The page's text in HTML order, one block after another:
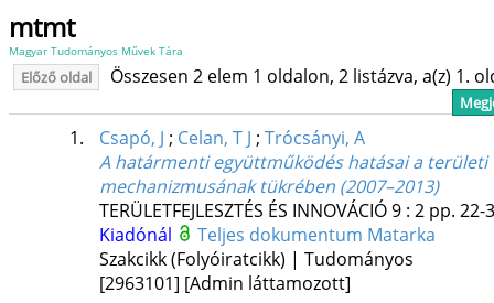
mtmt
Magyar Tudományos Művek Tára
Előző oldal Összesen 2 elem 1 oldalon, 2 listázva, a(z) 1.
1. Csapó, J ; Celan, T J ; Trócsányi, A
A határmenti együttműködés hatásai a területi
mechanizmusának tükrében (2007–2013)
TERÜLETFEJLESZTÉS ÉS INNOVÁCIÓ9: 2 pp. 22-
Kiadónál
Teljes dokumentum Matarka
Szakcikk (Folyóiratcikk) | Tudományos
[2963101] [Admin láttamozott]